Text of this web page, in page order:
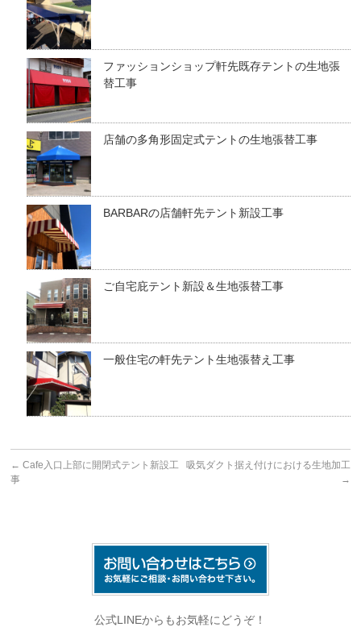
ファッションショップ軒先既存テントの生地張
替工事
店舗の多角形固定式テントの生地張替工事
BARBARの店舗軒先テント新設工事
ご自宅庇テント新設＆生地張替工事
一般住宅の軒先テント生地張替え工事
← Cafe入口上部に開閉式テント新設工
事
吸気ダクト据え付けにおける生地加工
→
公式LINEからもお気軽にどうぞ！